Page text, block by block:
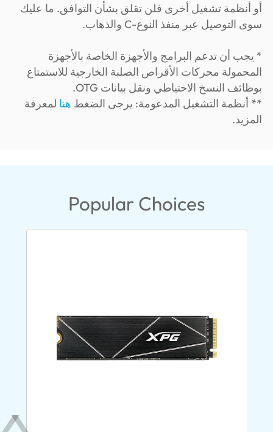
أو أنظمة تشغيل أخرى فلن تقلق بشأن التوافق. ما عليك
سوى التوصيل عبر منفذ النوع-C والذهاب.
* يجب أن تدعم البرامج والأجهزة الخاصة بالأجهزة
المحمولة محركات الأقراص الصلبة الخارجية للاستمتاع
بوظائف النسخ الاحتياطي ونقل بيانات OTG.
** أنظمة التشغيل المدعومة: يرجى الضغط هنا لمعرفة
المزيد.
Popular Choices